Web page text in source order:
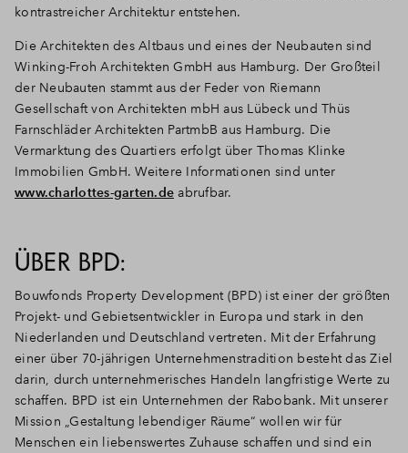
kontrastreicher Architektur entstehen.
Die Architekten des Altbaus und eines der Neubauten sind
Winking-Froh Architekten GmbH aus Hamburg. Der Großteil
der Neubauten stammt aus der Feder von Riemann
Gesellschaft von Architekten mbH aus Lübeck und Thüs
Farnschläder Architekten PartmbB aus Hamburg. Die
Vermarktung des Quartiers erfolgt über Thomas Klinke
Immobilien GmbH. Weitere Informationen sind unter
www.charlottes-garten.de abrufbar.
ÜBER BPD:
Bouwfonds Property Development (BPD) ist einer der größten
Projekt- und Gebietsentwickler in Europa und stark in den
Niederlanden und Deutschland vertreten. Mit der Erfahrung
einer über 70-jährigen Unternehmenstradition besteht das Ziel
darin, durch unternehmerisches Handeln langfristige Werte zu
schaffen. BPD ist ein Unternehmen der Rabobank. Mit unserer
Mission „Gestaltung lebendiger Räume“ wollen wir für
Menschen ein liebenswertes Zuhause schaffen und sind ein